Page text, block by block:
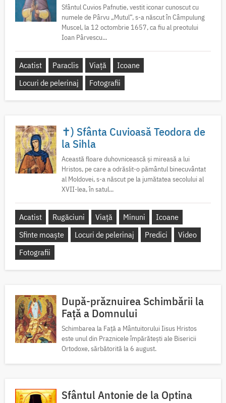
Sfântul Cuvios Pafnutie, vestit iconar cunoscut cu
numele de Pârvu „Mutul”, s-a născut în Câmpulung
Muscel, la 12 octombrie 1657, ca fiu al preotului
Ioan Pârvescu...
Acatist Paraclis Viață
Icoane
Locuri de pelerinaj
Fotografii
✝) Sfânta Cuvioasă Teodora de
la Sihla
Această floare duhovnicească și mireasă a lui
Hristos, pe care a odrăslit-o pământul binecuvântat
al Moldovei, s-a născut pe la jumătatea secolului al
XVII-lea, în satul...
Acatist Rugăciuni Viață Minuni
Icoane
Sfinte moaște
Locuri de pelerinaj Predici
Video
Fotografii
După-prăznuirea Schimbării la
Față a Domnului
Schimbarea la Față a Mântuitorului Iisus Hristos
este unul din Praznicele împărătești ale Bisericii
Ortodoxe, sărbătorită la 6 august.
Sfântul Antonie de la Optina